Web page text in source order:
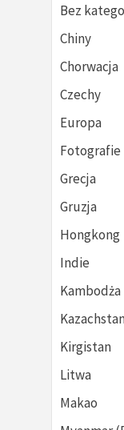
Bez
Chiny
Chorwacja
Czechy
Europa
Fotografie
Grecja
Gruzja
Hongkong
Indie
Kambodża
Kirgistan
Litwa
Makao